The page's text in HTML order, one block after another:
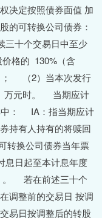
决定按照债券面值 加
的可转换公司债券：
三十个交易日中至少
格的 130%（含
本次发行
万元时。 当期应计
： IA：指当期应计
持有人持有的将赎回
转换公司债券当年票
日起至本计息年度
。 若在前述三十个
调整前的交易日 按调
易日按调整后的转股